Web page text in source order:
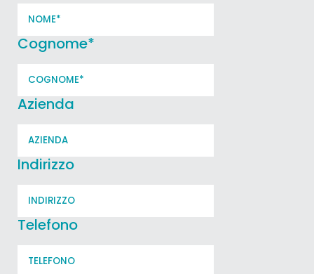
Cognome*
Azienda
Indirizzo
Telefono